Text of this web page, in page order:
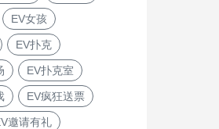
EV女孩
EV扑克
EV扑克室
EV疯狂送票
邀请有礼